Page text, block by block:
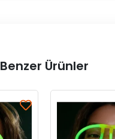
Benzer Ürünler